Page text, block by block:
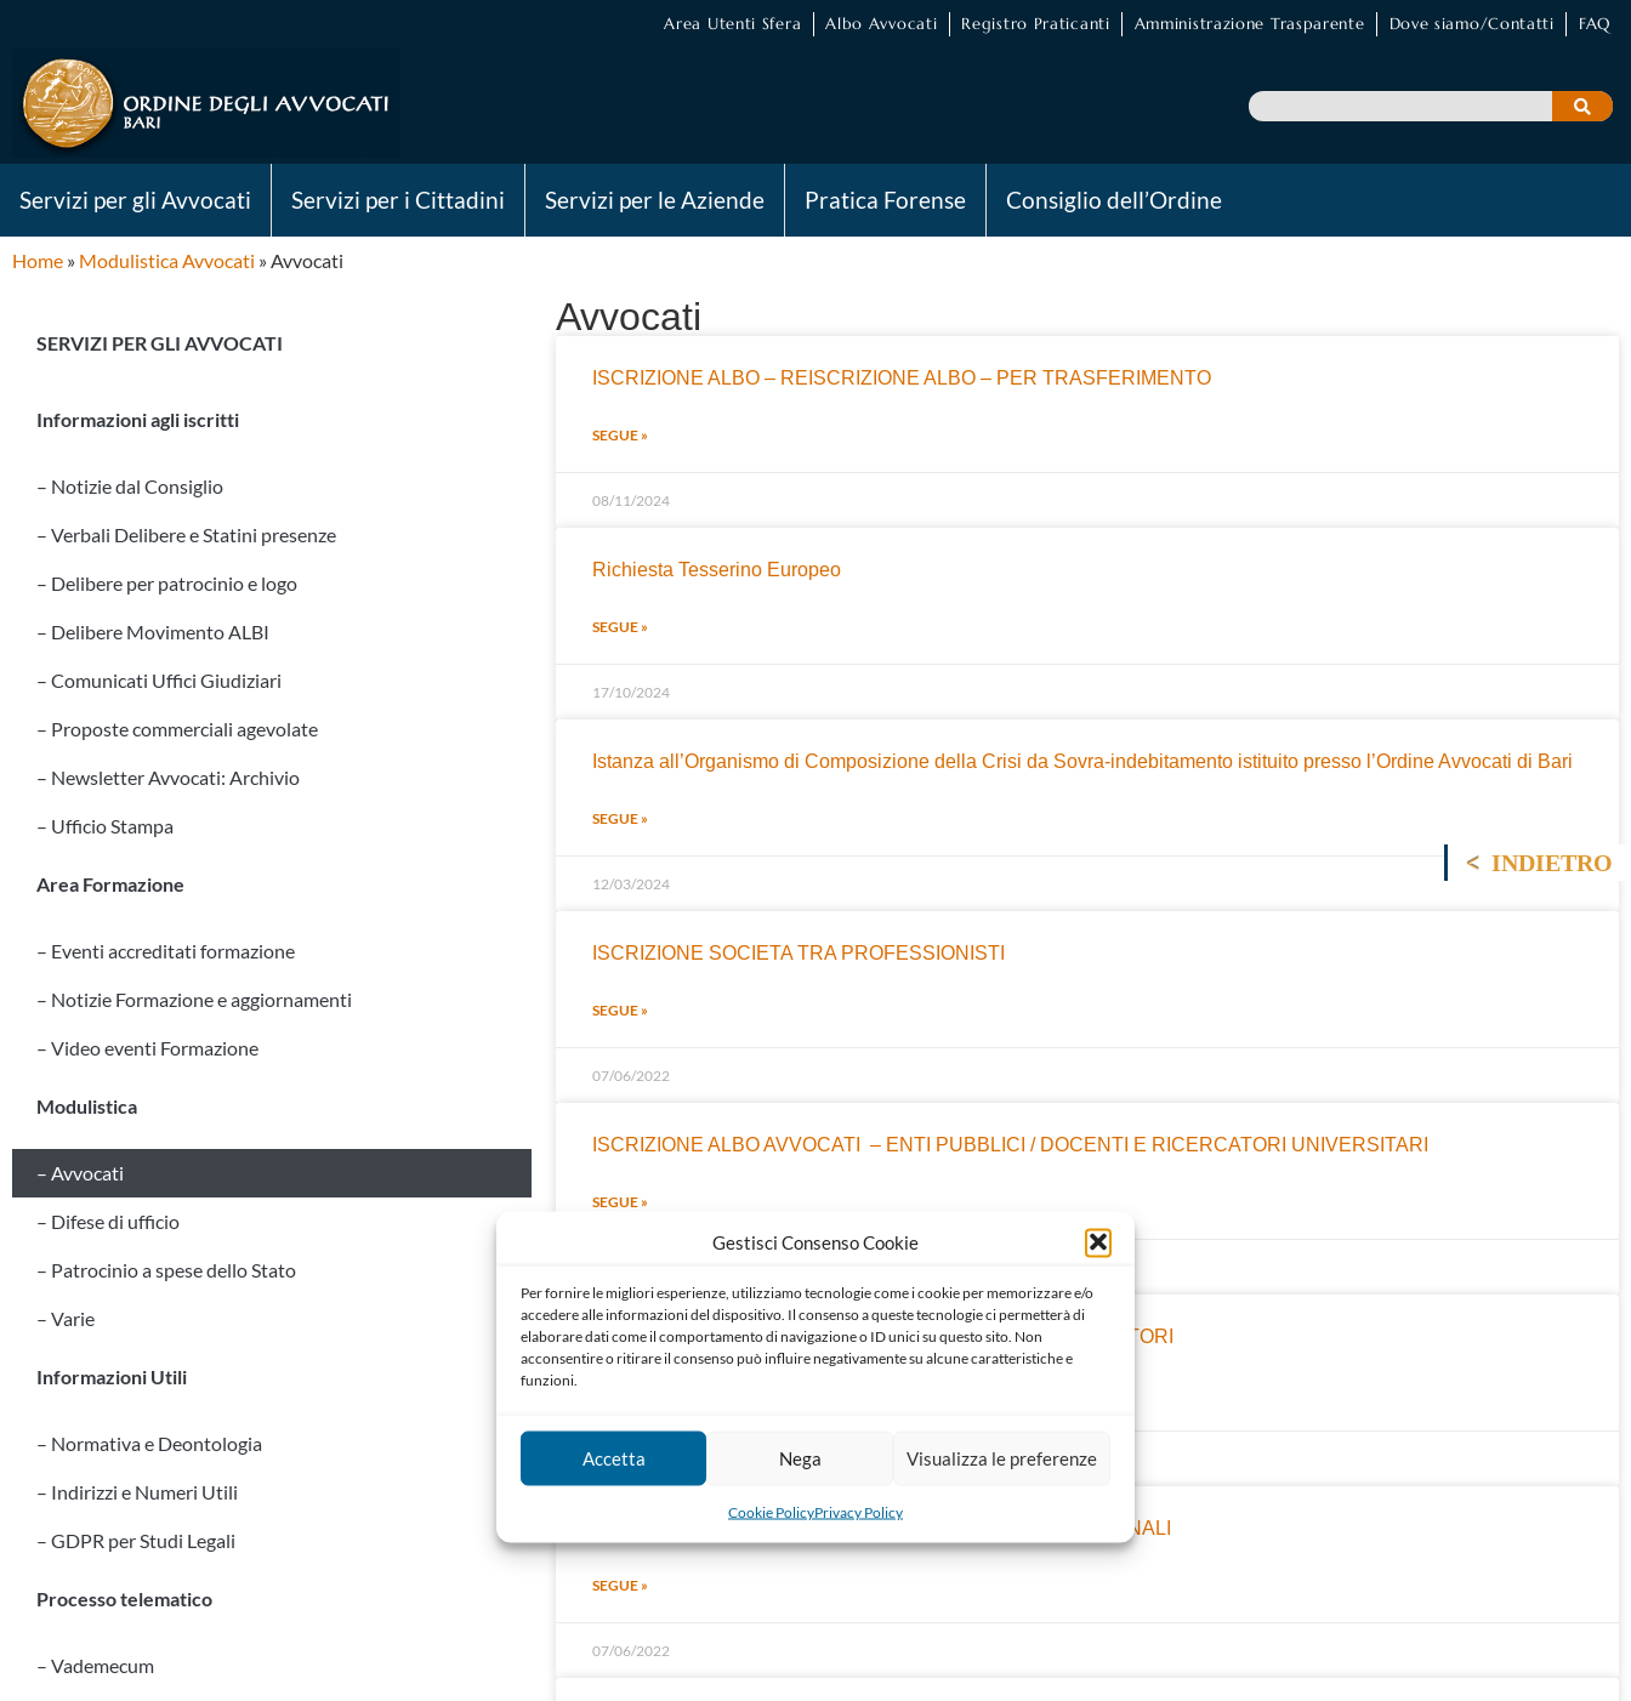
Gestisci Consenso Cookie
Per fornire le migliori esperienze, utilizziamo tecnologie come i cookie per memorizzare e/o
accedere alle informazioni del dispositivo. Il consenso a queste tecnologie ci permetterà di
elaborare dati come il comportamento di navigazione o ID unici su questo sito. Non
acconsentire o ritirare il consenso può influire negativamente su alcune caratteristiche e
funzioni.
Accetta Nega Visualizza le preferenze
Cookie PolicyPrivacy Policy
Area Utenti Sfera Albo Avvocati Registro Praticanti Amministrazione Trasparente Dove siamo/Contatti FAQ
Servizi per gli Avvocati Servizi per i Cittadini Servizi per le Aziende Pratica Forense Consiglio dell’Ordine
Home » Modulistica Avvocati »Avvocati
SERVIZI PER GLI AVVOCATI
Informazioni agli iscritti
– Notizie dal Consiglio
– Verbali Delibere e Statini presenze
– Delibere per patrocinio e logo
– Delibere Movimento ALBI
– Comunicati Uffici Giudiziari
– Proposte commerciali agevolate
– Newsletter Avvocati: Archivio
– Ufficio Stampa
Area Formazione
– Eventi accreditati formazione
– Notizie Formazione e aggiornamenti
– Video eventi Formazione
Modulistica
– Avvocati
– Difese di ufficio
– Patrocinio a spese dello Stato
– Varie
Informazioni Utili
– Normativa e Deontologia
– Indirizzi e Numeri Utili
– GDPR per Studi Legali
Processo telematico
– Vademecum
Avvocati
ISCRIZIONE ALBO – REISCRIZIONE ALBO – PER TRASFERIMENTO
SEGUE »
08/11/2024
Richiesta Tesserino Europeo
SEGUE »
17/10/2024
Istanza all’Organismo di Composizione della Crisi da Sovra-indebitamento istituito presso l’Ordine Avvocati di Bari
SEGUE »
12/03/2024
ISCRIZIONE SOCIETA TRA PROFESSIONISTI
SEGUE »
07/06/2022
ISCRIZIONE ALBO AVVOCATI – ENTI PUBBLICI / DOCENTI E RICERCATORI UNIVERSITARI
SEGUE »
PASSAGGI ALBO – ENTI PUBBLICI / DOCENTI E RICERCATORI
07/06/2022
ISCRIZIONE ALL’ALBO DELLE ASSOCIAZIONI PROFESSIONALI
SEGUE »
07/06/2022
INDIETRO